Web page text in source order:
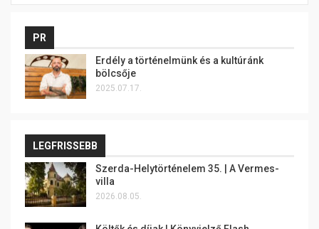
PR
Erdély a történelmünk és a kultúránk
bölcsője
2025.07.17.
LEGFRISSEBB
Szerda-Helytörténelem 35. | A Vermes-
villa
2026.08.05.